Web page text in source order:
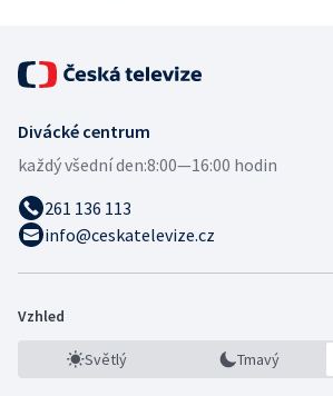
Divácké centrum
každý všední den:8:00—16:00 hodin
261 136 113
info@ceskatelevize.cz
Vzhled
Světlý Tmavý